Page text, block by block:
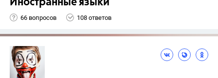
Иностранные языки
66 вопросов 108 ответов